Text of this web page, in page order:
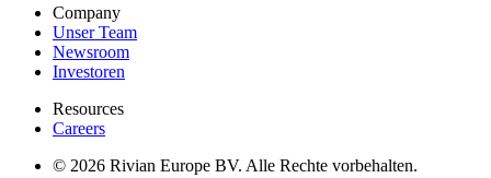
Company
Unser Team
Newsroom
Investoren
Resources
Careers
© 2026 Rivian Europe BV. Alle Rechte vorbehalten.